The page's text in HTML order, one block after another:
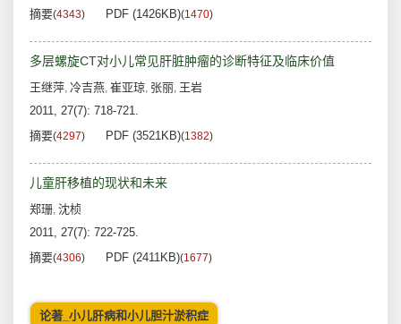
摘要(4343) PDF (1426KB)(1470)
多层螺旋CT对小儿常见肝脏肿瘤的诊断特征及临床价值
王继萍, 冷吉燕, 崔亚琼, 张丽, 王岩
2011, 27(7): 718-721.
摘要(4297) PDF (3521KB)(1382)
儿童肝移植的现状和未来
郑珊, 沈桢
2011, 27(7): 722-725.
摘要(4306) PDF (2411KB)(1677)
论著_小儿肝病和小儿胆汁淤积症